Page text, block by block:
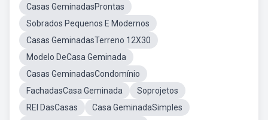
Casas GeminadasProntas
Sobrados Pequenos E Modernos
Casas GeminadasTerreno 12X30
Modelo DeCasa Geminada
Casas GeminadasCondomínio
FachadasCasa Geminada
Soprojetos
REI DasCasas
Casa GeminadaSimples